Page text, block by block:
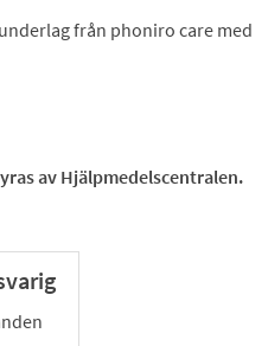
från phoniro care med
av Hjälpmedelscentralen.